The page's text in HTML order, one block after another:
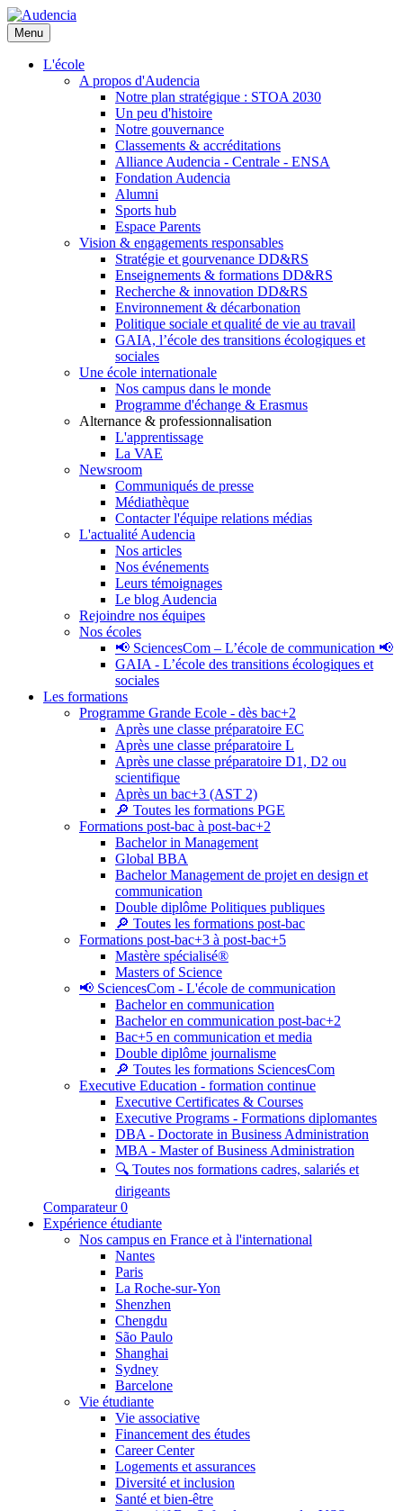
Aller
au
contenu
principal
Menu
L'école
A propos d'Audencia
Notre plan stratégique : STOA 2030
Un peu d'histoire
Notre gouvernance
Classements & accréditations
Alliance Audencia - Centrale - ENSA
Fondation Audencia
Alumni
Sports hub
Espace Parents
Vision & engagements responsables
Stratégie et gourvenance DD&RS
Enseignements & formations DD&RS
Recherche & innovation DD&RS
Environnement & décarbonation
Politique sociale et qualité de vie au travail
GAIA, l’école des transitions écologiques et
sociales
Une école internationale
Nos campus dans le monde
Programme d'échange & Erasmus
Alternance & professionnalisation
L'apprentissage
La VAE
Newsroom
Communiqués de presse
Médiathèque
Contacter l'équipe relations médias
L'actualité Audencia
Nos articles
Nos événements
Leurs témoignages
Le blog Audencia
Rejoindre nos équipes
Nos écoles
📢 SciencesCom – L’école de communication 📢
GAIA - L’école des transitions écologiques et
sociales
Les formations
Programme Grande Ecole - dès bac+2
Après une classe préparatoire EC
Après une classe préparatoire L
Après une classe préparatoire D1, D2 ou
scientifique
Après un bac+3 (AST 2)
🔎 Toutes les formations PGE
Formations post-bac à post-bac+2
Bachelor in Management
Global BBA
Bachelor Management de projet en design et
communication
Double diplôme Politiques publiques
🔎 Toutes les formations post-bac
Formations post-bac+3 à post-bac+5
Mastère spécialisé®
Masters of Science
📢 SciencesCom - L'école de communication
Bachelor en communication
Bachelor en communication post-bac+2
Bac+5 en communication et media
Double diplôme journalisme
🔎 Toutes les formations SciencesCom
Executive Education - formation continue
Executive Certificates & Courses
Executive Programs - Formations diplomantes
DBA - Doctorate in Business Administration
MBA - Master of Business Administration
🔍 Toutes nos formations cadres, salariés et
dirigeants
Comparateur 0
Expérience étudiante
Nos campus en France et à l'international
Nantes
Paris
La Roche-sur-Yon
Shenzhen
Chengdu
São Paulo
Shanghai
Sydney
Barcelone
Vie étudiante
Vie associative
Financement des études
Career Center
Logements et assurances
Diversité et inclusion
Santé et bien-être